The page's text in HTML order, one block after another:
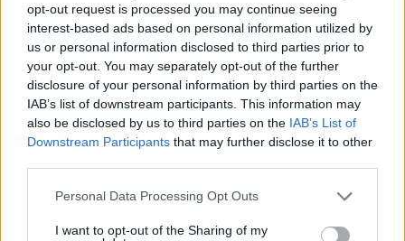
opt-out request is processed you may continue seeing
interest-based ads based on personal information utilized by
us or personal information disclosed to third parties prior to
your opt-out. You may separately opt-out of the further
disclosure of your personal information by third parties on the
IAB’s list of downstream participants. This information may
also be disclosed by us to third parties on the IAB’s List of
Downstream Participants that may further disclose it to other
Please note that this website/app uses one or more Google
not limited to your visit or usage behaviour. You may click to
Personal Data Processing Opt Outs
I want to opt-out of the Sharing of my
Ο Λευτέρης Πανταζής και η Κόνι Μεταξά
φωτογραφίζονται αγκαλιά με φόντο το ηλιοβασίλεμα
Η ζωή που κυλά γαλήνια στα καλά ξενοδοχεία που
βρίσκονται σε λίμνες
πριν 9 λεπτά
Wanderlove: Γινόμαστε όντως πιο ελκυστικοί το
καλοκαίρι;
πριν 14 λεπτά
αδέσποτης γάτας
πριν 14 λεπτά